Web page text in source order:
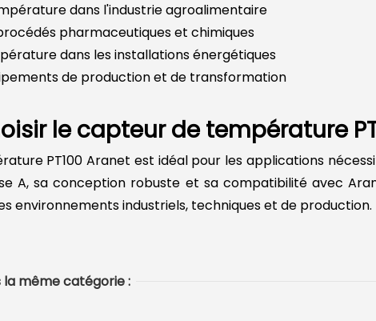
dans l'industrie agroalimentaire
pharmaceutiques et chimiques
dans les installations énergétiques
de production et de transformation
le capteur de température
PT100 Aranet est idéal pour les applications
A, sa conception robuste et sa compatibilité avec
environnements industriels, techniques et de production.
la même catégorie :